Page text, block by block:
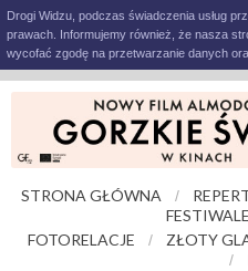
Drogi Widzu, podczas świadczenia usług
prawach. Informujemy również, że nasza
wycofać zgodę na przetwarzanie danych
STRONA GŁÓWNA /
FESTIWALE
FOTORELACJE
/ ZŁOTY
/